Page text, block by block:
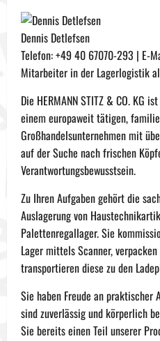
Dennis Detlefsen
Telefon: +49 40 67070-293 | E-
Mitarbeiter in der Lagerlogistik
Die HERMANN STITZ & CO. KG
einem europaweit tätigen,
Großhandelsunternehmen mit
auf der Suche nach frischen
Verantwortungsbewusstsein.
Zu Ihren Aufgaben gehört die
Auslagerung von
Palettenregallager. Sie
Lager mittels Scanner,
transportieren diese zu den
Sie haben Freude an praktischer
sind zuverlässig und körperlich
Sie bereits einen Teil unserer